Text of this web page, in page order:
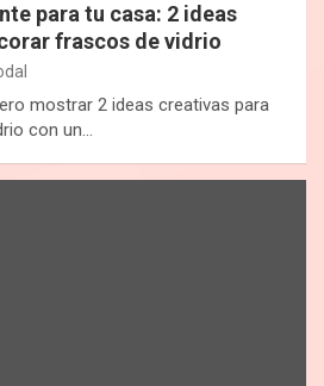
para tu casa: 2 ideas
frascos de vidrio
mostrar 2 ideas creativas para
con un…